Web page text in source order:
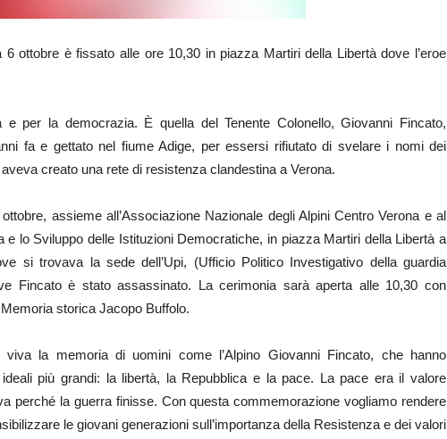
6 ottobre è fissato alle ore 10,30 in piazza Martiri della Libertà dove l’eroe
per la democrazia. È quella del Tenente Colonello, Giovanni Fincato,
fa e gettato nel fiume Adige, per essersi rifiutato di svelare i nomi dei
creato una rete di resistenza clandestina a Verona.
assieme all’Associazione Nazionale degli Alpini Centro Verona e al
e lo Sviluppo delle Istituzioni Democratiche, in piazza Martiri della Libertà a
si trovava la sede dell’Upi, (Ufficio Politico Investigativo della guardia
Fincato è stato assassinato. La cerimonia sarà aperta alle 10,30 con
storica Jacopo Buffolo.
viva la memoria di uomini come l’Alpino Giovanni Fincato, che hanno
più grandi: la libertà, la Repubblica e la pace. La pace era il valore
perché la guerra finisse. Con questa commemorazione vogliamo rendere
le giovani generazioni sull’importanza della Resistenza e dei valori